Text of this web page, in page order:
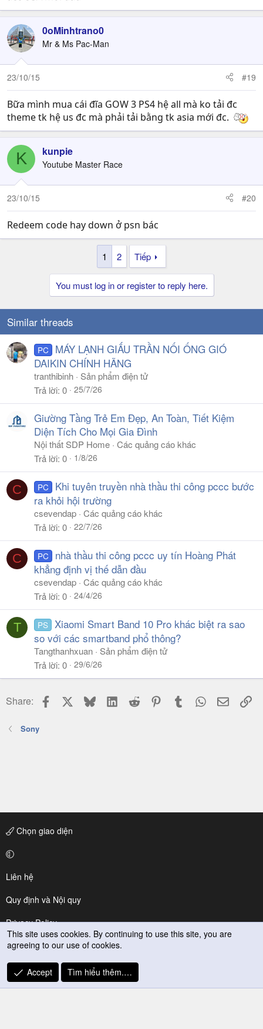
0oMinhtrano0
Mr & Ms Pac-Man
23/10/15 #19
Bữa mình mua cái đĩa GOW 3 PS4 hệ all mà ko tải đc
theme tk hệ us đc mà phải tải bằng tk asia mới đc.
K kunpie
Youtube Master Race
23/10/15 #20
Redeem code hay down ở psn bác
1 2 Tiếp
You must log in or register to reply here.
Similar threads
PC
MÁY LẠNH GIẤU TRẦN NỐI ỐNG GIÓ
DAIKIN CHÍNH HÃNG
tranthibinh
Sản phẩm điện tử
Trả lời 0 25/7/26
Giường Tầng Trẻ Em Đẹp, An Toàn, Tiết Kiệm
Diện Tích Cho Mọi Gia Đình
Nội thất SDP Home Các quảng cáo khác
Trả lời 0 1/8/26
C PC
Khi tuyên truyền nhà thầu thi công pccc bước
ra khỏi hội trường
csevendap Các quảng cáo khác
Trả lời 0 22/7/26
C PC
nhà thầu thi công pccc uy tín Hoàng Phát
khẳng định vị thế dẫn đầu
csevendap Các quảng cáo khác
Trả lời 0 24/4/26
T PS
Xiaomi Smart Band 10 Pro khác biệt ra sao
so với các smartband phổ thông?
Tangthanhxuan
Sản phẩm điện tử
Trả lời 0 29/6/26
Share: Facebook BlueskyLinkedIn
Reddit PinterestTumblr WhatsApp
Email
Sony
Chọn giao diện
Liên hệ
Quy định và Nội quy
Privacy Policy
Trợ giúp
R
S
This site uses cookies. By continuing to use this site, you are
agreeing to our use of cookies.
Accept Tìm hiểu thêm.…